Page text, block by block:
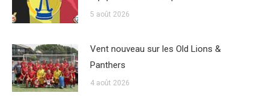
5 août 2026
Vent nouveau sur les Old Lions &
Panthers
4 août 2026